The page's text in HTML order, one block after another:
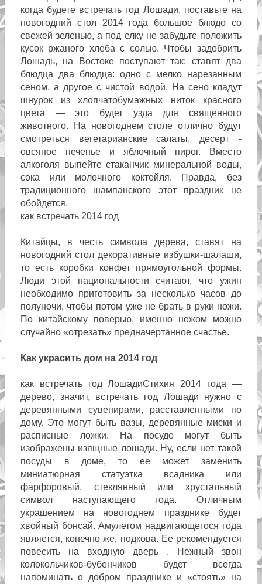
когда будете встречать год Лошади, поставьте на
новогодний стол 2014 года большое блюдо со
свежей зеленью, а под елку не забудьте положить
кусок ржаного хлеба с солью. Чтобы задобрить
Лошадь, на Востоке поступают так: ставят два
блюдца два блюдца: одно с мелко нарезанным
сеном, а другое с чистой водой. На сено кладут
шнурок из хлопчатобумажных ниток красного
цвета — это будет узда для священного
животного. На новогоднем столе отлично будут
смотреться вегетарианские салаты, десерт -
овсяное печенье и яблочный пирог. Вместо
алкоголя выпейте стаканчик минеральной воды,
сока или молочного коктейля. Правда, без
традиционного шампанского этот праздник не
обойдется.
как встречать 2014 год
Китайцы, в честь символа дерева, ставят на
новогодний стол декоративные избушки-шалаши,
то есть коробки конфет прямоугольной формы.
Люди этой национальности считают, что ужин
необходимо приготовить за несколько часов до
полуночи, чтобы потом уже не брать в руки ножи.
По китайскому поверью, именно ножом можно
случайно «отрезать» предначертанное счастье.
Как украсить дом на 2014 год
как встречать год ЛошадиСтихия 2014 года —
дерево, значит, встречать год Лошади нужно с
деревянными сувенирами, расставленными по
дому. Это могут быть вазы, деревянные миски и
расписные ложки. На посуде могут быть
изображены изящные лошади. Ну, если нет такой
посуды в доме, то ее может заменить
миниатюрная статуэтка всадника или
фарфоровый, стеклянный или хрустальный
символ наступающего года. Отличным
украшением на новогоднем празднике будет
хвойный бонсай. Амулетом надвигающегося года
является, конечно же, подкова. Ее рекомендуется
повесить на входную дверь . Нежный звон
колокольчиков-бубенчиков будет всегда
напоминать о добром празднике и «стоять» на